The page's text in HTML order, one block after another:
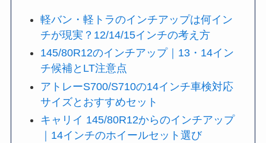
軽バン・軽トラのインチアップは何イン
チが現実？12/14/15インチの考え方
145/80R12のインチアップ｜13・14イン
チ候補とLT注意点
アトレーS700/S710の14インチ車検対応
サイズとおすすめセット
キャリイ 145/80R12からのインチアップ
｜14インチのホイールセット選び